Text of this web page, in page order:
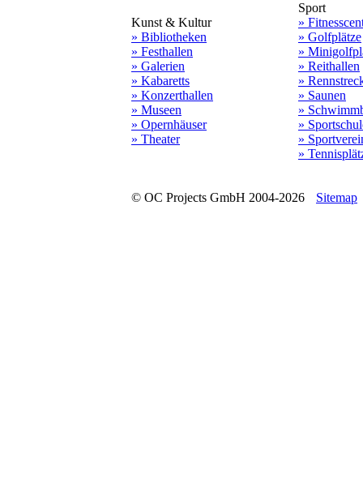
Kunst & Kultur
» Bibliotheken
» Festhallen
» Galerien
» Kabaretts
» Konzerthallen
» Museen
» Opernhäuser
» Theater
Sport
»
» Golfplätze
»
» Reithallen
»
» Saunen
»
»
»
»
© OC Projects GmbH 2004-2026 Sitemap